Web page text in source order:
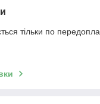
тільки по